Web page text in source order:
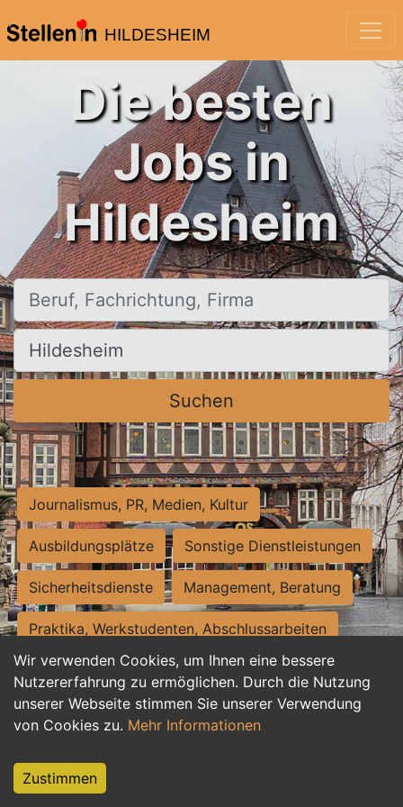
HILDESHEIM
Wir verwenden Cookies, um Ihnen eine bessere
Nutzererfahrung zu ermöglichen. Durch die Nutzung
unserer Webseite stimmen Sie unserer Verwendung
von Cookies zu. Mehr Informationen
Zustimmen
Die besten
Jobs in
Hildesheim
Beruf, Fachrichtung, Firma
Ort, Stadt
Suchen
Journalismus, PR, Medien, Kultur
Ausbildungsplätze Sonstige Dienstleistungen
Sicherheitsdienste Management, Beratung
Praktika, Werkstudenten, Abschlussarbeiten
Personalwesen Assistenz, Sekretariat
Hilfskräfte, Aushilfs- und Nebenjobs
Weiterbildung, Studium, duale Ausbildung